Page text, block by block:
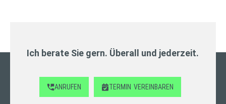
Ich berate Sie gern. Überall und jederzeit.
ANRUFEN TERMIN VEREINBAREN